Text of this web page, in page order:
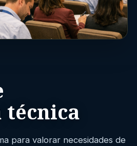
técnica
para valorar necesidades de